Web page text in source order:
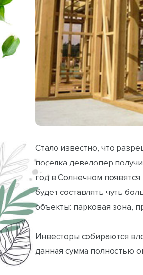
Стало известно, что
поселка девелопер
год в Солнечном
будет составлять чуть
объекты: парковая зона,
Инвесторы собираются
данная сумма полностью